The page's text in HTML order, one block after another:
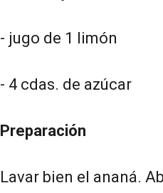
- jugo de 1 limón
- 4 cdas. de azúcar
Preparación
Lavar bien el ananá.